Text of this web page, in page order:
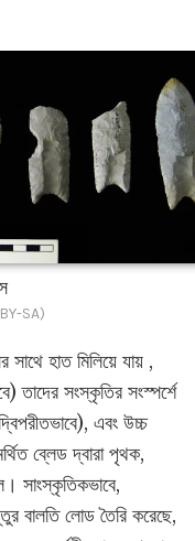
SA)
সাথে হাত মিলিয়ে যায় ,
তাদের সংস্কৃতির সংস্পর্শে
এবং উচ্চ
ব্লেড দ্বারা পৃথক,
সাংস্কৃতিকভাবে,
বালতি লোড তৈরি করেছে,